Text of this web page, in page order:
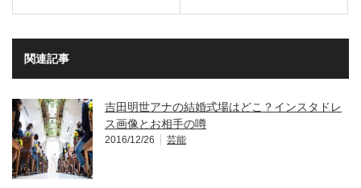
関連記事
吉田明世アナの結婚式場はどこ？インスタドレ
ス画像とお相手の噂
2016/12/26 芸能